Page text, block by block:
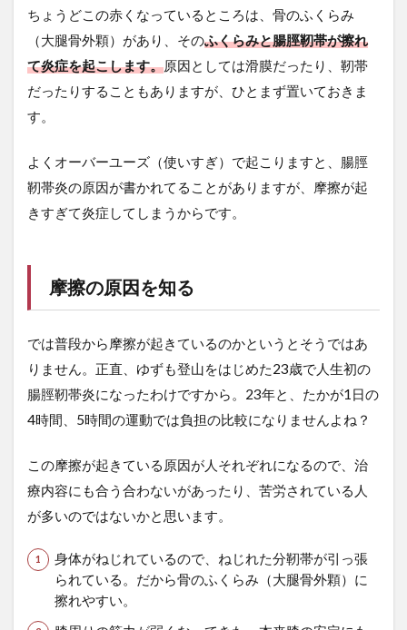
ず
が
な
っ
て
た
脛
靭
帯
炎
の
①登
山で
ての
差
1000
ｍの
下り
残り
らい
で。
②初
めて
凍っ
ちょうどこの赤くなっているところは、骨のふくらみ
（大腿骨外顆）があり、そのふくらみと腸脛靭帯が擦れ
て炎症を起こします。原因としては滑膜だったり、靭帯
だったりすることもありますが、ひとまず置いておきま
す。
よくオーバーユーズ（使いすぎ）で起こりますと、腸脛
靭帯炎の原因が書かれてることがありますが、摩擦が起
きすぎて炎症してしまうからです。
摩擦の原因を知る
では普段から摩擦が起きているのかというとそうではあ
りません。正直、ゆずも登山をはじめた23歳で人生初の
腸脛靭帯炎になったわけですから。23年と、たかが1日の
4時間、5時間の運動では負担の比較になりませんよね？
この摩擦が起きている原因が人それぞれになるので、治
療内容にも合う合わないがあったり、苦労されている人
が多いのではないかと思います。
身体がねじれているので、ねじれた分靭帯が引っ張
られている。だから骨のふくらみ（大腿骨外顆）に
擦れやすい。